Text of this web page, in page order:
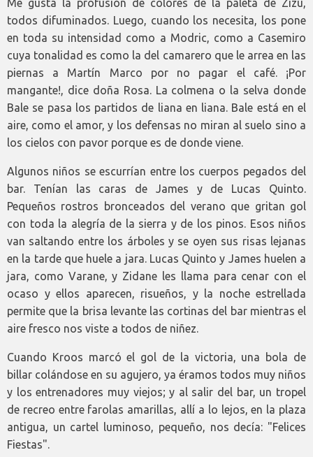
Me gusta la profusión de colores de la paleta de Zizú,
todos difuminados. Luego, cuando los necesita, los pone
en toda su intensidad como a Modric, como a Casemiro
cuya tonalidad es como la del camarero que le arrea en las
piernas a Martín Marco por no pagar el café. ¡Por
mangante!, dice doña Rosa. La colmena o la selva donde
Bale se pasa los partidos de liana en liana. Bale está en el
aire, como el amor, y los defensas no miran al suelo sino a
los cielos con pavor porque es de donde viene.
Algunos niños se escurrían entre los cuerpos pegados del
bar. Tenían las caras de James y de Lucas Quinto.
Pequeños rostros bronceados del verano que gritan gol
con toda la alegría de la sierra y de los pinos. Esos niños
van saltando entre los árboles y se oyen sus risas lejanas
en la tarde que huele a jara. Lucas Quinto y James huelen a
jara, como Varane, y Zidane les llama para cenar con el
ocaso y ellos aparecen, risueños, y la noche estrellada
permite que la brisa levante las cortinas del bar mientras el
aire fresco nos viste a todos de niñez.
Cuando Kroos marcó el gol de la victoria, una bola de
billar colándose en su agujero, ya éramos todos muy niños
y los entrenadores muy viejos; y al salir del bar, un tropel
de recreo entre farolas amarillas, allí a lo lejos, en la plaza
antigua, un cartel luminoso, pequeño, nos decía: "Felices
Fiestas".